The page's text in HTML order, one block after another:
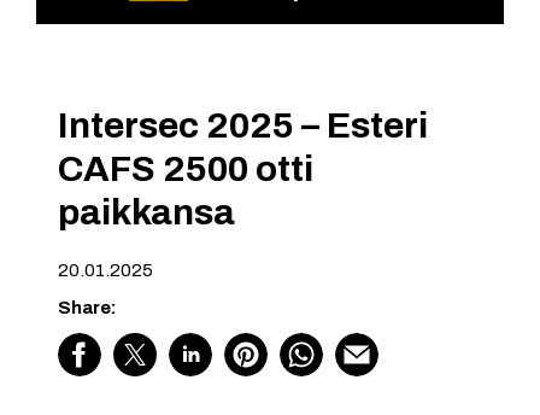
Intersec 2025 – Esteri
CAFS 2500 otti
paikkansa
20.01.2025
Share: